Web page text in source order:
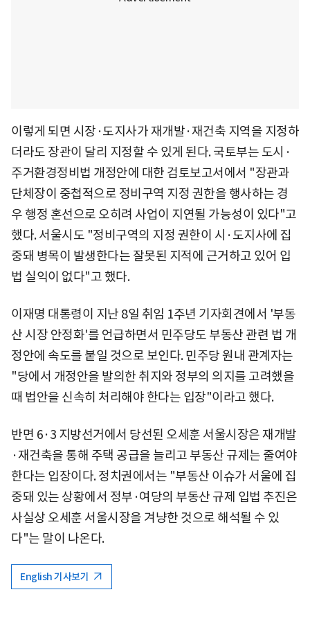
이렇게 되면 시장·도지사가 재개발·재건축 지역을 지정하
더라도 장관이 달리 지정할 수 있게 된다. 국토부는 도시·
주거환경정비법 개정안에 대한 검토보고서에서 "장관과
단체장이 중첩적으로 정비구역 지정 권한을 행사하는 경
우 행정 혼선으로 오히려 사업이 지연될 가능성이 있다"고
했다. 서울시도 "정비구역의 지정 권한이 시·도지사에 집
중돼 병목이 발생한다는 잘못된 지적에 근거하고 있어 입
법 실익이 없다"고 했다.
이재명 대통령이 지난 8일 취임 1주년 기자회견에서 '부동
산 시장 안정화'를 언급하면서 민주당도 부동산 관련 법 개
정안에 속도를 붙일 것으로 보인다. 민주당 원내 관계자는
"당에서 개정안을 발의한 취지와 정부의 의지를 고려했을
때 법안을 신속히 처리해야 한다는 입장"이라고 했다.
반면 6·3 지방선거에서 당선된 오세훈 서울시장은 재개발
·재건축을 통해 주택 공급을 늘리고 부동산 규제는 줄여야
한다는 입장이다. 정치권에서는 "부동산 이슈가 서울에 집
중돼 있는 상황에서 정부·여당의 부동산 규제 입법 추진은
사실상 오세훈 서울시장을 겨냥한 것으로 해석될 수 있
다"는 말이 나온다.
English 기사보기